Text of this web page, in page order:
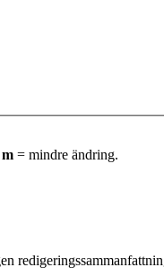
m = mindre ändring.